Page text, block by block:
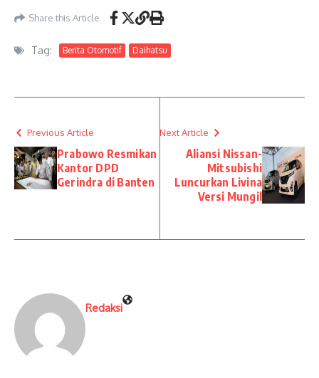
Share this Article
Tag: Berita Otomotif Daihatsu
Previous Article
Prabowo Resmikan
Kantor DPD
Gerindra di Banten
Next Article
Aliansi Nissan-
Mitsubishi
Luncurkan Livina
Versi Mungil
Redaksi